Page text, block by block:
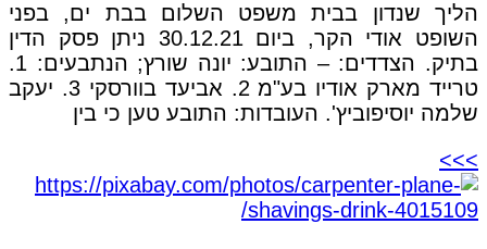
הליך שנדון בבית משפט השלום בבת ים, בפני
השופט אודי הקר, ביום 30.12.21 ניתן פסק הדין
בתיק. הצדדים: – התובע: יונה שורץ; הנתבעים: 1.
טרייד מארק אודיו בע"מ 2. אביעד בוורסקי 3. יעקב
שלמה יוסיפוביץ'. העובדות: התובע טען כי בין
>>>